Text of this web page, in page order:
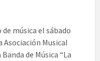
música el sábado
Asociación Musical
de Música “La